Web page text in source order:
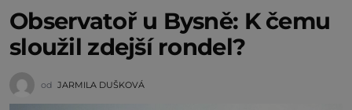
Observatoř u Bysně: K čemu
sloužil zdejší rondel?
od JARMILA DUŠKOVÁ